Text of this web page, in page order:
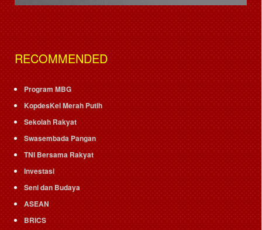
RECOMMENDED
Program MBG
KopdesKel Merah Putih
Sekolah Rakyat
Swasembada Pangan
TNI Bersama Rakyat
Investasi
Seni dan Budaya
ASEAN
BRICS